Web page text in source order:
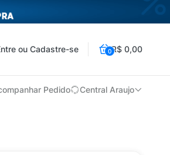
ou Cadastre-se 0R$ 0,00
Pedido Central Araujo